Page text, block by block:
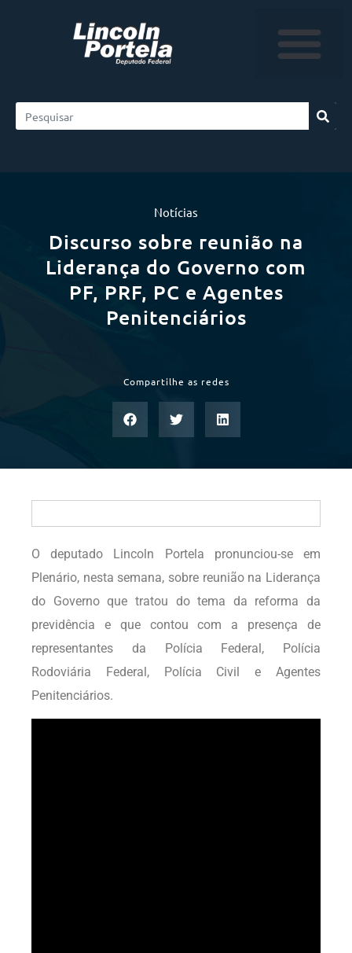
Notícias
Discurso sobre reunião na
Liderança do Governo com
PF, PRF, PC e Agentes
Penitenciários
Compartilhe as redes
O deputado Lincoln Portela pronunciou-se em
Plenário, nesta semana, sobre reunião na Liderança
do Governo que tratou do tema da reforma da
previdência e que contou com a presença de
representantes da Polícia Federal, Polícia
Rodoviária Federal, Polícia Civil e Agentes
Penitenciários.